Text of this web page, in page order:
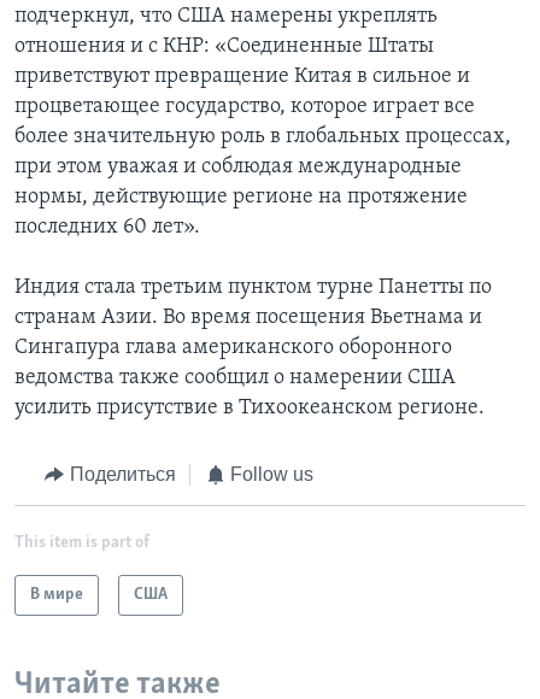
подчеркнул, что США намерены укреплять
отношения и с КНР: «Соединенные Штаты
приветствуют превращение Китая в сильное и
процветающее государство, которое играет все
более значительную роль в глобальных процессах,
при этом уважая и соблюдая международные
нормы, действующие регионе на протяжение
последних 60 лет».
Индия стала третьим пунктом турне Панетты по
странам Азии. Во время посещения Вьетнама и
Сингапура глава американского оборонного
ведомства также сообщил о намерении США
усилить присутствие в Тихоокеанском регионе.
Поделиться Follow us
This item is part of
В мире США
Читайте также